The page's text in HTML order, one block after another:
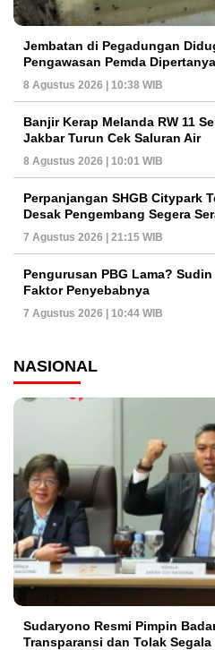
Jembatan di Pegadungan
Pengawasan Pemda
8 Agustus 2026 | 10:38 WIB
Banjir Kerap Melanda RW 11
Jakbar Turun Cek Saluran Air
8 Agustus 2026 | 10:01 WIB
Perpanjangan SHGB Citypark
Desak Pengembang Segera
7 Agustus 2026 | 21:15 WIB
Pengurusan PBG Lama?
Faktor Penyebabnya
7 Agustus 2026 | 10:44 WIB
NASIONAL
Sudaryono Resmi Pimpin
Transparansi dan Tolak